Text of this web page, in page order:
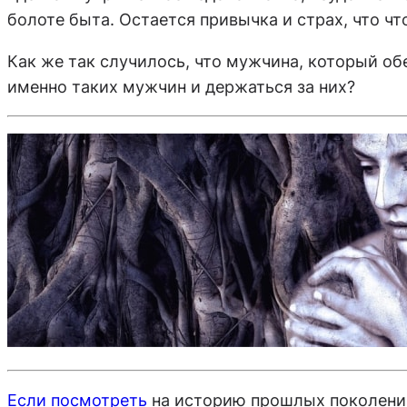
болоте быта. Остается привычка и страх, что
Как же так случилось, что мужчина, который
именно таких мужчин и держаться за них?
Если посмотреть на историю прошлых